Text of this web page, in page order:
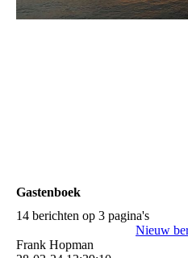
Gastenboek
14 berichten op 3 pagina's
Nieuw
Frank Hopman